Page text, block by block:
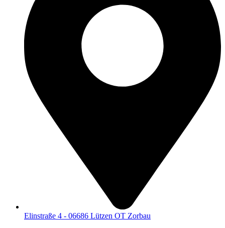
Elinstraße 4 - 06686 Lützen OT Zorbau​